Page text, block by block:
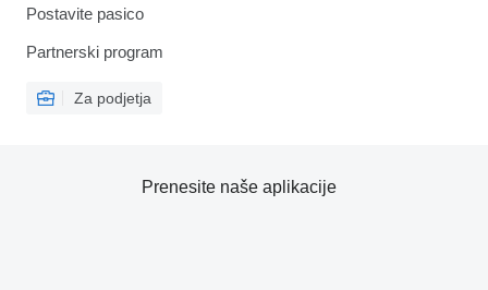
Postavite pasico
Partnerski program
Za podjetja
Prenesite naše aplikacije